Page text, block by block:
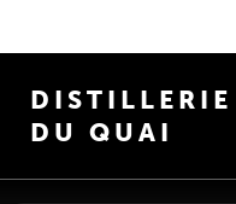
DISTILLERIE
DU QUAI